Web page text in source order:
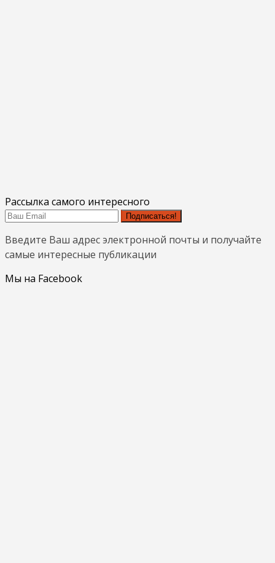
Рассылка самого интересного
Подписаться!
Введите Ваш адрес электронной почты и получайте
самые интересные публикации
Мы на Facebook